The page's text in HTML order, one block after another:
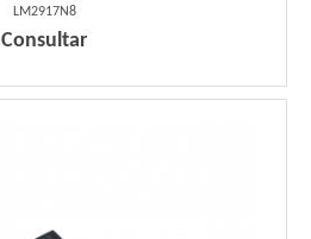
LM2917N8
Consultar